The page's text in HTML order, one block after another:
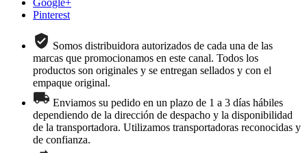
Google+
Pinterest
Somos distribuidora autorizados de cada una de las
marcas que promocionamos en este canal. Todos los
productos son originales y se entregan sellados y con el
empaque original.
Enviamos su pedido en un plazo de 1 a 3 días hábiles
dependiendo de la dirección de despacho y la disponibilidad
de la transportadora. Utilizamos transportadoras reconocidas y
de confianza.